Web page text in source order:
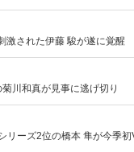
激された伊藤 駿が遂に覚醒
川和真が見事に逃げ切り
リーズ2位の橋本 隼が今季初